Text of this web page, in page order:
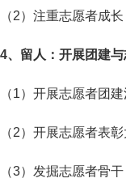
（2）注重志愿者成
4、留人：开展团建与
（1）开展志愿者团
（2）开展志愿者表
（3）发掘志愿者骨